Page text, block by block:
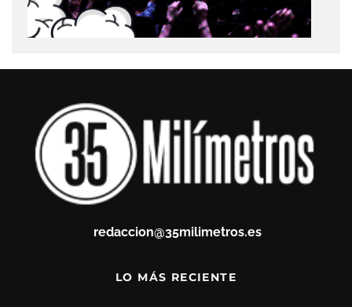
redaccion@35milimetros.es
LO MÁS RECIENTE